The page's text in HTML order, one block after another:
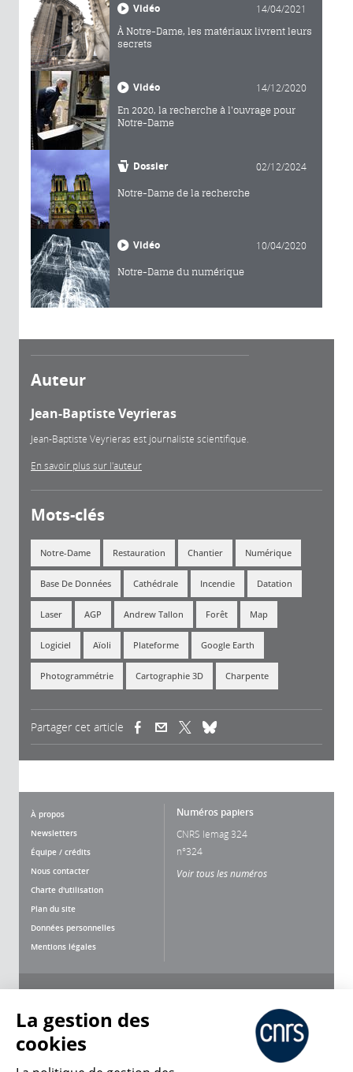
Vidéo 14/04/2021
À Notre-Dame, les matériaux livrent leurs
secrets
Vidéo 14/12/2020
En 2020, la recherche à l'ouvrage pour
Notre-Dame
Dossier 02/12/2024
Notre-Dame de la recherche
Vidéo 10/04/2020
Notre-Dame du numérique
Auteur
Jean-Baptiste Veyrieras
Jean-Baptiste Veyrieras est journaliste scientifique.
En savoir plus sur l'auteur
Mots-clés
Notre-Dame Restauration Chantier Numérique
Base De Données Cathédrale Incendie Datation
Laser AGP Andrew Tallon Forêt Map
Logiciel Aïoli Plateforme Google Earth
Photogrammétrie Cartographie 3D Charpente
Partager cet article (link is external)(link is external)
À propos
Newsletters
Équipe / crédits
Nous contacter
Charte d'utilisation
Plan du site
Données personnelles
Mentions légales
Numéros papiers
CNRS lemag 324
n°324
Voir tous les numéros
La gestion des
cookies